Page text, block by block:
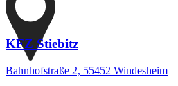
KFZ Stiebitz
Bahnhofstraße 2, 55452 Windesheim